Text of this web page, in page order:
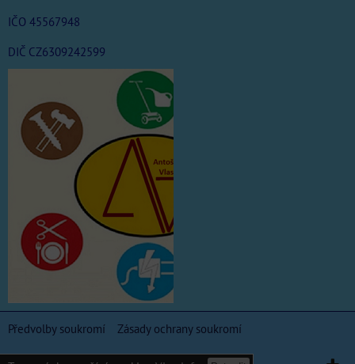
IČO 45567948
DIČ CZ6309242599
Předvolby soukromí Zásady ochrany soukromí